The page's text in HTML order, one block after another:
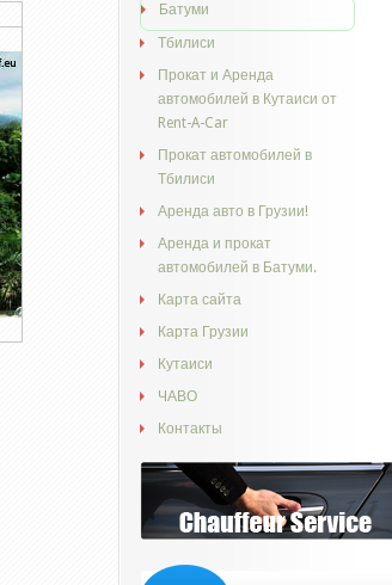
Батуми
Тбилиси
Прокат и Аренда
автомобилей в Кутаиси от
Rent-A-Car
Прокат автомобилей в
Тбилиси
Аренда авто в Грузии!
Аренда и прокат
автомобилей в Батуми.
Карта сайта
Карта Грузии
Кутаиси
ЧАВО
Контакты